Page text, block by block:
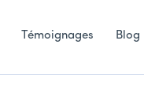
Témoignages Blog